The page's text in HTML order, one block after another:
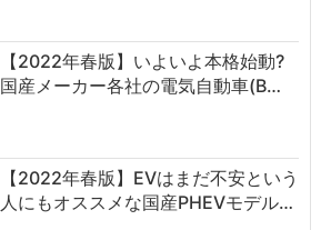
【2022年春版】いよいよ本格始動?
国産メーカー各社の電気自動車(B…
【2022年春版】EVはまだ不安という
人にもオススメな国産PHEVモデル…